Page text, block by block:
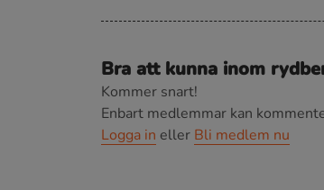
Bra att kunna inom
Kommer snart!
Enbart medlemmar kan
Logga in eller Bli medlem nu